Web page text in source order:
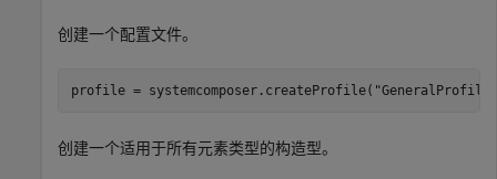
创建一个配置文件。
profile = systemcomposer.createProfile( "GeneralProfile"
创建一个适用于所有元素类型的构造型。